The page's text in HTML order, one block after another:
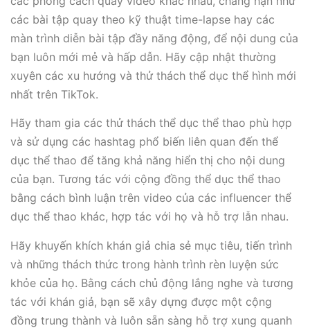
các bài tập quay theo kỹ thuật time-lapse hay các
màn trình diễn bài tập đầy năng động, để nội dung của
bạn luôn mới mẻ và hấp dẫn. Hãy cập nhật thường
xuyên các xu hướng và thử thách thể dục thể hình mới
nhất trên TikTok.
Hãy tham gia các thử thách thể dục thể thao phù hợp
và sử dụng các hashtag phổ biến liên quan đến thể
dục thể thao để tăng khả năng hiển thị cho nội dung
của bạn. Tương tác với cộng đồng thể dục thể thao
bằng cách bình luận trên video của các influencer thể
dục thể thao khác, hợp tác với họ và hỗ trợ lẫn nhau.
Hãy khuyến khích khán giả chia sẻ mục tiêu, tiến trình
và những thách thức trong hành trình rèn luyện sức
khỏe của họ. Bằng cách chủ động lắng nghe và tương
tác với khán giả, bạn sẽ xây dựng được một cộng
đồng trung thành và luôn sẵn sàng hỗ trợ xung quanh